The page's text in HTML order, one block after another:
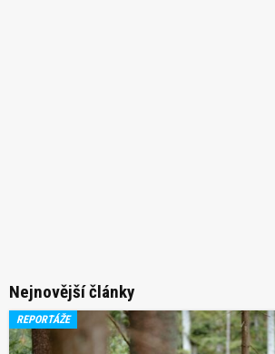
Nejnovější články
REPORTÁŽE